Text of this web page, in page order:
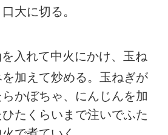
大に切る。
入れて中火にかけ、玉ね
加えて炒める。玉ねぎが
かぼちゃ、にんじんを加
たくらいまで注いでふた